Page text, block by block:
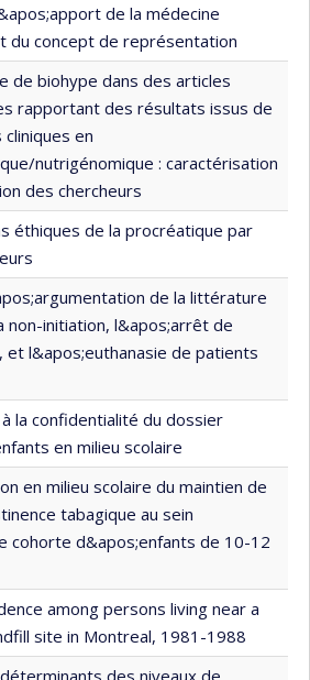
de la médecine
du concept de représentation
de biohype dans des articles
rapportant des résultats issus de
en
nutrigénomique : caractérisation
des chercheurs
éthiques de la procréatique par
de la littérature
non-initiation, l&apos;arrêt de
l&apos;euthanasie de patients
la confidentialité du dossier
en milieu scolaire
en milieu scolaire du maintien de
tabagique au sein
cohorte d&apos;enfants de 10-12
among persons living near a
site in Montreal, 1981-1988
des niveaux de